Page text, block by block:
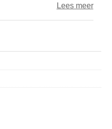
Lees meerover